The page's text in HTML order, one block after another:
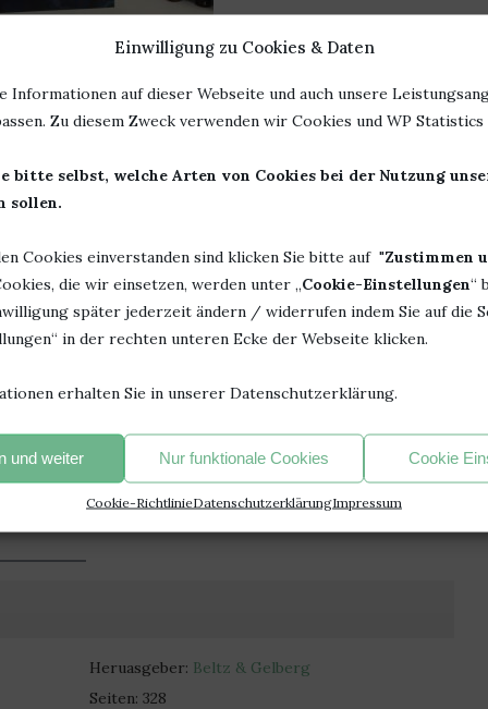
Einwilligung zu Cookies & Daten
Informationen auf dieser Webseite und auch unsere
Zu diesem Zweck verwenden wir Cookies und WP Statistics
bitte selbst, welche Arten von Cookies bei der Nutzung
sollen.
Cookies einverstanden sind klicken Sie bitte auf "Zustimmen
die wir einsetzen, werden unter „Cookie-Einstellungen“
später jederzeit ändern / widerrufen indem Sie auf die
in der rechten unteren Ecke der Webseite klicken.
erhalten Sie in unserer Datenschutzerklärung.
und weiter Nur funktionale Cookies Cookie
Cookie-RichtlinieDatenschutzerklärungImpressum
KONTROLLE. VON SWANTJE
vonBücherheike
kommen lassen?“
die uns unsere Kinder und Enkel bald stellen werden?
die angreift, die nicht gerade mit einem grünen
hat mich nicht zu 100 % überzeugt. Das Buch hatte ein
Heruasgeber: Beltz & Gelberg
Seiten: 328